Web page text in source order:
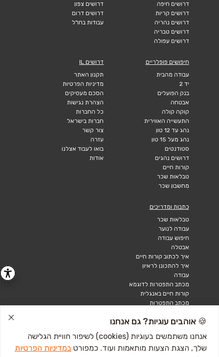
דרושים חיפה
דרושים קריות
דרושים נהריה
דרושים טבריה
דרושים עפולה
דרושים צפון
דרושים דרום
עבודות בחו"ל
חיפושים פופלריים
עבודה מהבית
יד 2
בנק הפועלים
אבטחה
קוקה קולה
התעשייה האווירית
נהג עד 12 טון
נהג מעל 15 טון
סטודנטים
דרושים נהגים
קורות חיים
טבלאות שכר
מחשבון שכר
דרושים IL
תקנון האתר
מדיניות הפרטיות
הסכם מעסיקים
הצהרת נגישות
כל החברות
חברות בישראל
צור קשר
עזרה
בואו לעבוד אצלנו
אודות
כתבות ומדריכים
טבלאות שכר
עבודה לנוער
חיפוש עבודה
אבטלה
איך לכתוב קורות חיים
איך להתכונן לראיון
עבודה
מכתב התפטרות לדוגמא
קורות חיים באנגלית
מכתב התפטרות
🍪 אוהבים עוגיות? גם אנחנו
אנחנו משתמשים בעוגיות (cookies) לשיפור חוויית הגלישה
שלך, הצגת הצעות מותאמות ועוד. כמפורט במדיניות הפרטיות